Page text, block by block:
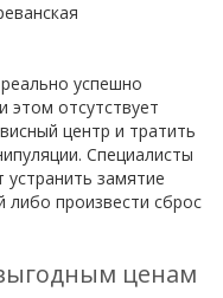
успешно
этом отсутствует
центр и тратить
Специалисты
замятие
либо произвести сброс
ценам